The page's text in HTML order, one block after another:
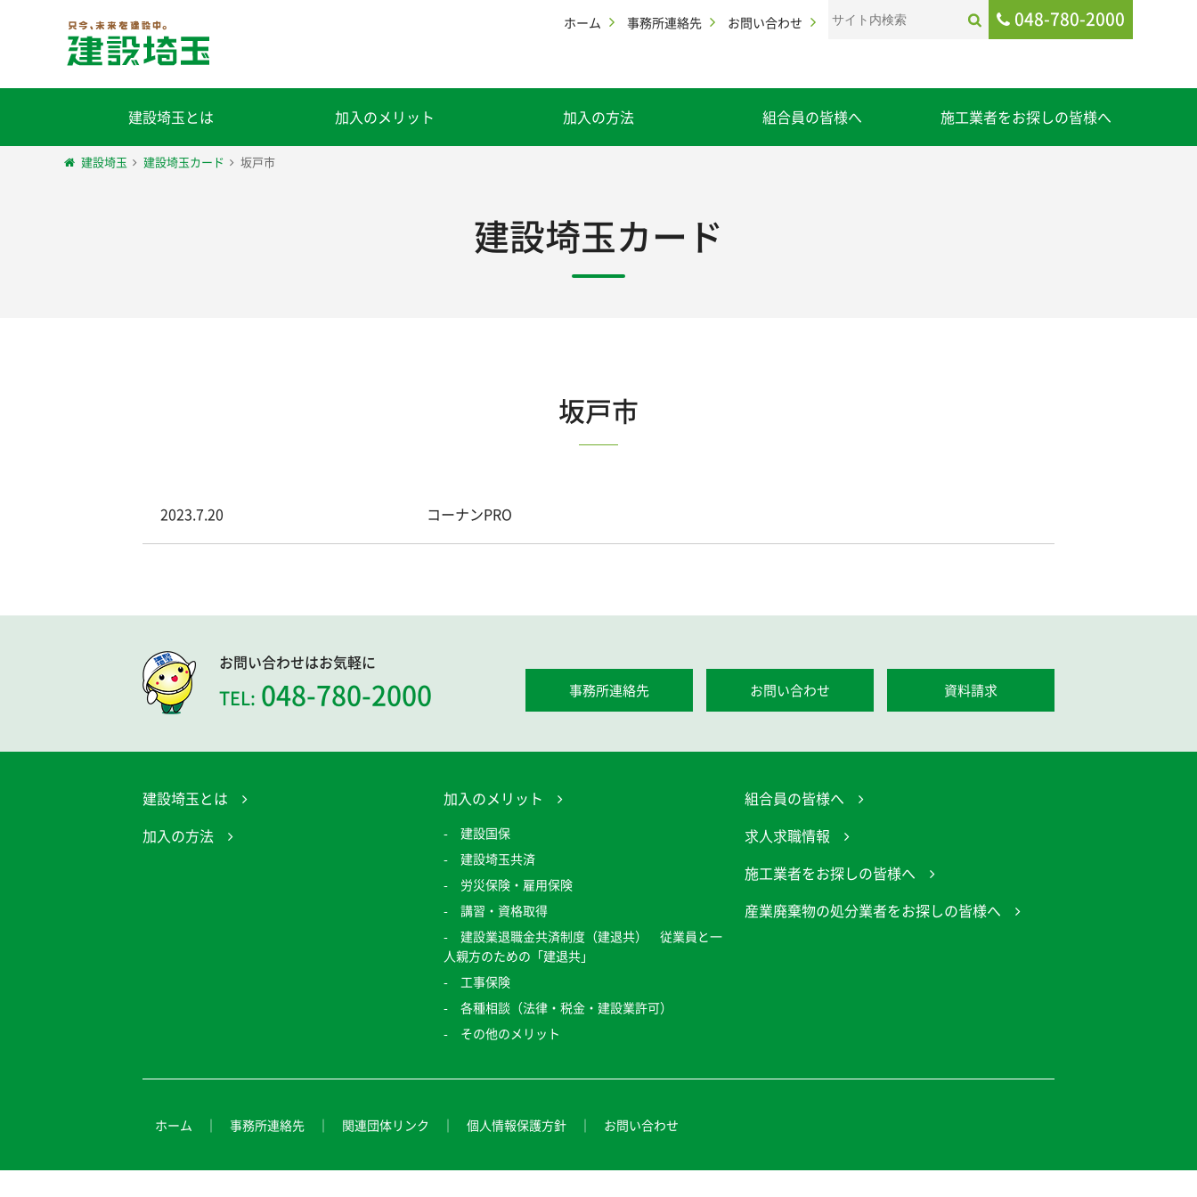
ホーム 事務所連絡先 お問い合わせ 048-780-2000
建設埼玉とは 加入のメリット 加入の方法 組合員の皆様へ 施工業者をお探しの皆様へ
建設埼玉 建設埼玉カード 坂戸市
建設埼玉カード
坂戸市
2023.7.20 コーナンPRO
お問い合わせはお気軽に
TEL: 048-780-2000 事務所連絡先 お問い合わせ 資料請求
建設埼玉とは
加入の方法
加入のメリット
建設国保
建設埼玉共済
労災保険・雇用保険
講習・資格取得
建設業退職金共済制度（建退共） 従業員と一
人親方のための「建退共」
工事保険
各種相談（法律・税金・建設業許可）
その他のメリット
組合員の皆様へ
求人求職情報
施工業者をお探しの皆様へ
産業廃棄物の処分業者をお探しの皆様へ
ホーム 事務所連絡先 関連団体リンク 個人情報保護方針 お問い合わせ